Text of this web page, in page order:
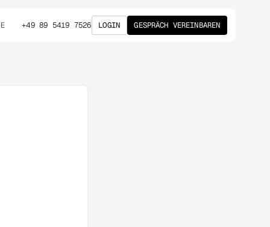
+49 89 5419 7526 LOGIN GESPRÄCH VEREINBAREN